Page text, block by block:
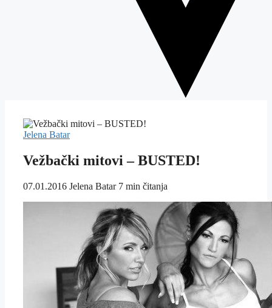
Jelena Batar
Vežbački mitovi – BUSTED!
07.01.2016 Jelena Batar 7 min čitanja